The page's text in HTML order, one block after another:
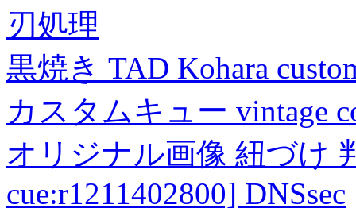
刃処理
黒焼き TAD Kohara
カスタムキュー vintage
オリジナル画像 紐づけ
cue:r1211402800] DNSsec